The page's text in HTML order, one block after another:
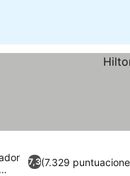
7,3(7.329